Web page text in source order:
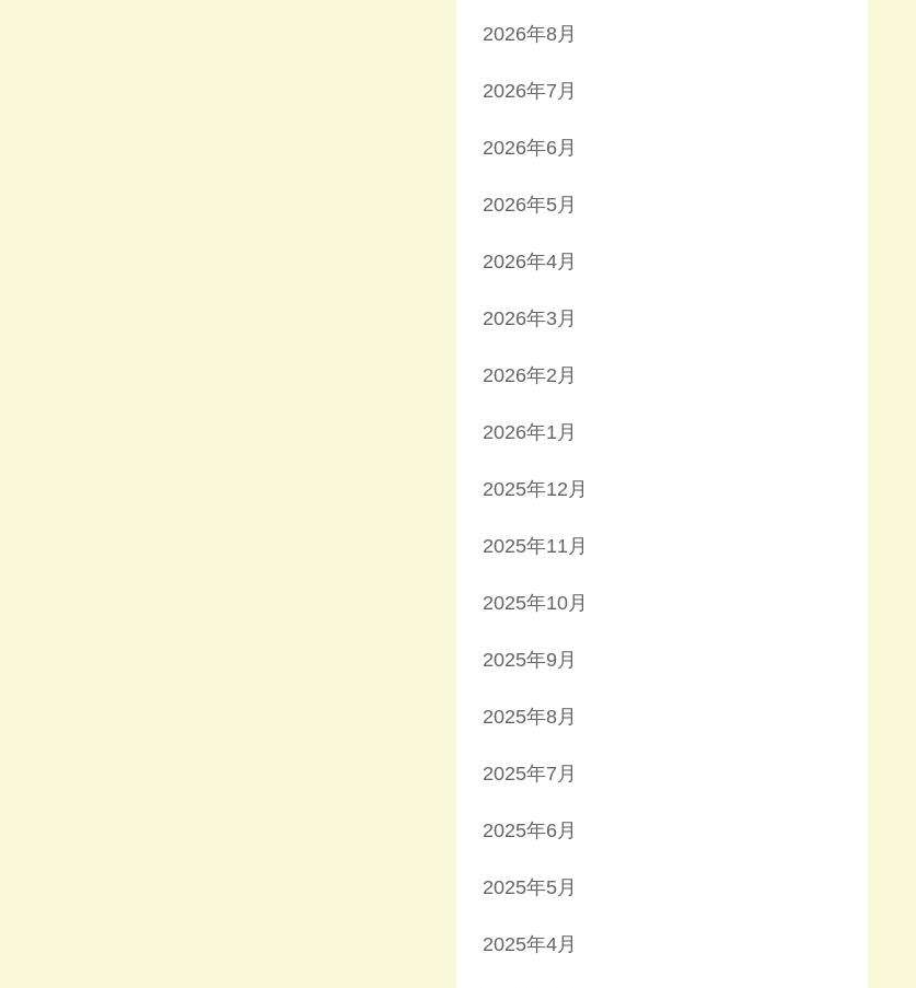
2026年8月
2026年7月
2026年6月
2026年5月
2026年4月
2026年3月
2026年2月
2026年1月
2025年12月
2025年11月
2025年10月
2025年9月
2025年8月
2025年7月
2025年6月
2025年5月
2025年4月